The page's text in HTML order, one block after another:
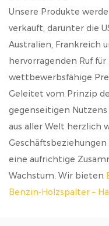
Unsere Produkte
verkauft, darunter die
Australien, Frankreich
hervorragenden Ruf
wettbewerbsfähige
Geleitet vom Prinzip
gegenseitigen
aus aller Welt herzlich
Geschäftsbeziehungen
eine aufrichtige
Wachstum. Wir bieten
Benzin-Holzspalter –